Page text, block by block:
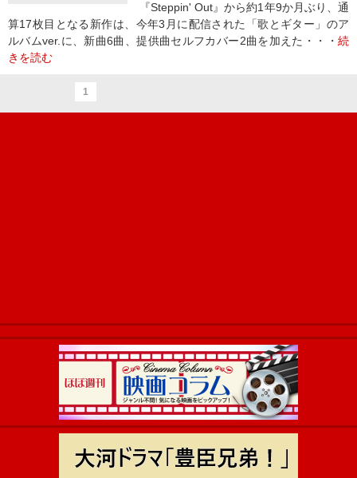
『Steppin' Out』から約1年9か月ぶり、通
算17枚目となる新作は、今年3月に配信された「歌とギター」のア
ルバムver.に、新曲6曲、提供曲セルフカバー2曲を加えた・・・ 続
きを読む
1